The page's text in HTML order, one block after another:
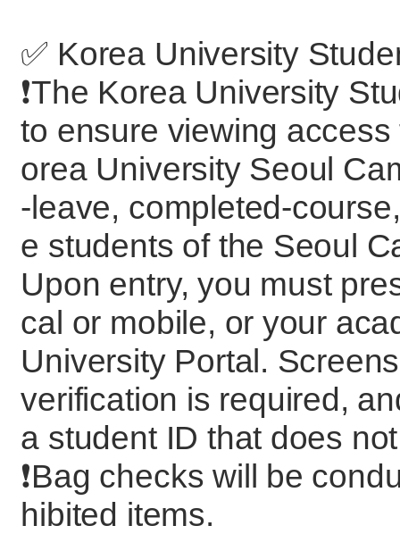
✅ Korea University
❗️The Korea University
to ensure viewing
orea University Seoul
-leave, completed-
e students of the Seoul
Upon entry, you must
cal or mobile, or your
University Portal.
verification is required,
a student ID that does
❗️Bag checks will be
hibited items.